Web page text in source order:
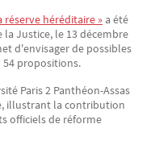
héréditaire » a été
la Justice, le 13 décembre
d'envisager de possibles
propositions.
Paris 2 Panthéon-Assas
illustrant la contribution
officiels de réforme